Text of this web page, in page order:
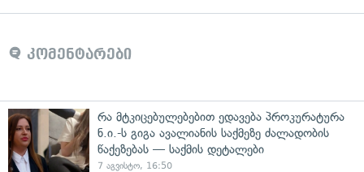
კომენტარები
რა მტკიცებულებებით ედავება პროკურატურა
ნ.ი.-ს გიგა ავალიანის საქმეზე ძალადობის
წაქეზებას — საქმის დეტალები
7 აგვისტო, 16:50